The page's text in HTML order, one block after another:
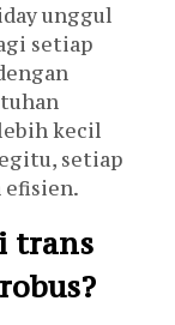
unggul
setiap
kecil
setiap
efisien.
trans